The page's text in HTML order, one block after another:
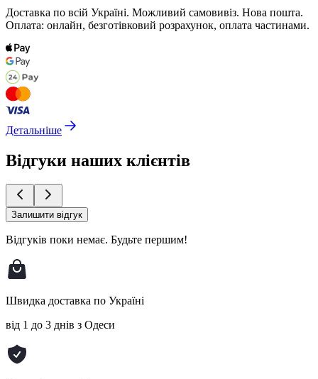
Доставка по всій Україні. Можливий самовивіз. Нова пошта.
Оплата: онлайн, безготівковий розрахунок, оплата частинами.
Детальніше
Відгуки наших клієнтів
Залишити відгук
Відгуків поки немає. Будьте першим!
Швидка доставка по Україні
від 1 до 3 днів з Одеси